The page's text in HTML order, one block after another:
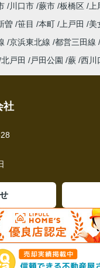
川口市 蕨市 板橋区
曽 笹目 本町 上戸田 美
京浜東北線 都営三田線
北戸田 戸田公園 蕨 西川
社